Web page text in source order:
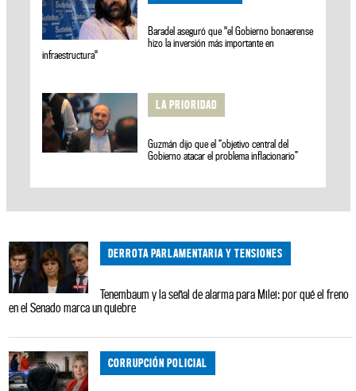
Baradel aseguró que "el Gobierno bonaerense
hizo la inversión más importante en
infraestructura"
LA PRIORIDAD
Guzmán dijo que el “objetivo central del
Gobierno atacar el problema inflacionario”
DERROTA PARLAMENTARIA Y TENSIONES
Tenembaum y la señal de alarma para Milei: por qué el freno
en el Senado marca un quiebre
CORRUPCIÓN POLICIAL